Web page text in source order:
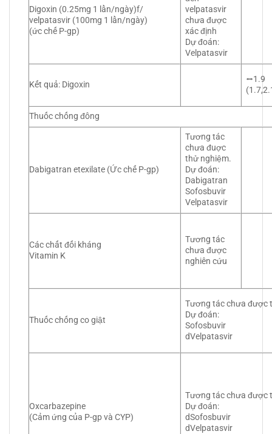
Digoxin (0.25mg 1 lần/ngày)f/
velpatasvir (100mg 1 lần/ngày)
(ức chế P-gp)
velpatasvir
chưa được
xác định
Dự đoán:
Velpatasvir
Kết quả: Digoxin
⭤1.9
Thuốc chống đông
Dabigatran etexilate (Ức chế P-gp)
Tương tác
chưa đuợc
thử nghiệm.
Dự đoán:
Dabigatran
Sofosbuvir
Velpatasvir
Các chất đối kháng
Vitamin K
Tương tác
chưa được
nghiên cứu
Thuốc chống co giật
Tương tác chưa được
Dự đoán:
Sofosbuvir
dVelpatasvir
Oxcarbazepine
(Cảm ứng của P-gp và CYP)
Tương tác chưa được
Dự đoán:
dSofosbuvir
dVelpatasvir